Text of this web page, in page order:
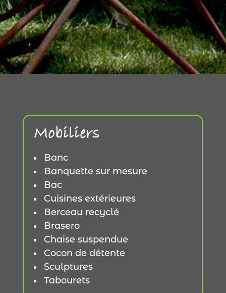
Mobiliers
Banc
Banquette sur mesure
Bac
Cuisines extérieures
Berceau recyclé
Brasero
Chaise suspendue
Cocon de détente
Sculptures
Tabourets